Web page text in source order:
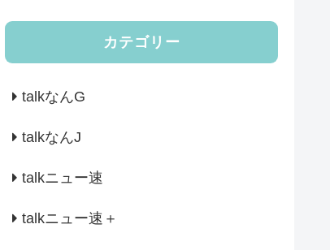
カテゴリー
talkなんG
talkなんJ
talkニュー速
talkニュー速＋